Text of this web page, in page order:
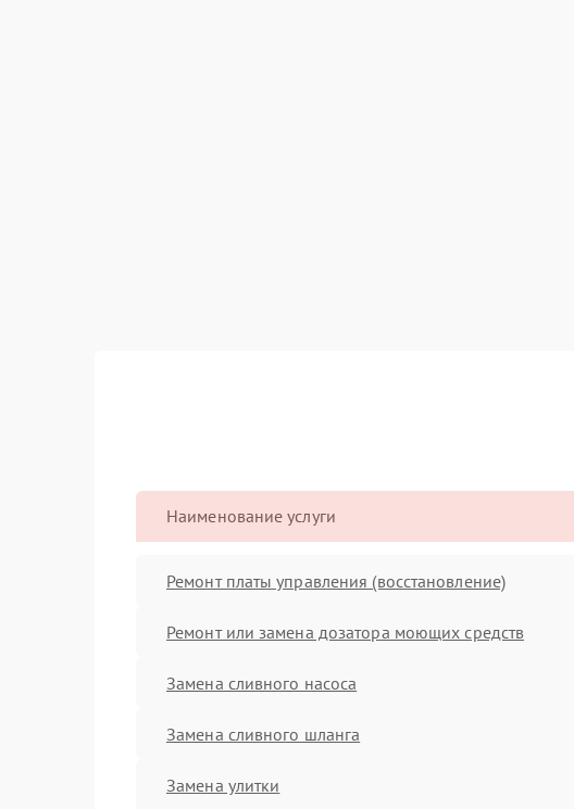
Наименование услуги
Ремонт платы управления (восстановление)
Ремонт или замена дозатора моющих средств
Замена сливного насоса
Замена сливного шланга
Замена улитки